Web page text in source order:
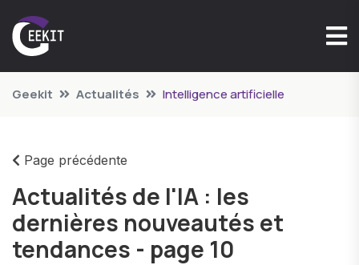
Geekit Actualités Intelligence artificielle
Page précédente
Actualités de l'IA : les
dernières nouveautés et
tendances - page 10